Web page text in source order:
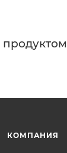
КОМПАНИЯ